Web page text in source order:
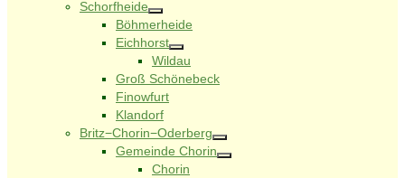
Schorfheide
Böhmerheide
Eichhorst
Wildau
Groß Schönebeck
Finowfurt
Klandorf
Britz−Chorin−Oderberg
Gemeinde Chorin
Chorin